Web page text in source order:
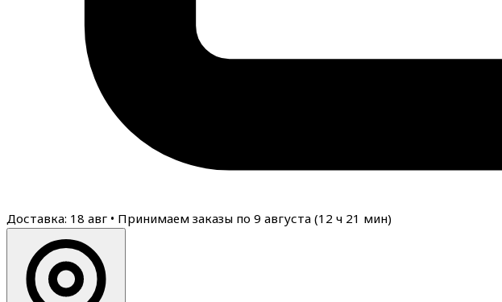
Доставка: 18 авг • Принимаем заказы по 9 августа (12 ч 21 мин)